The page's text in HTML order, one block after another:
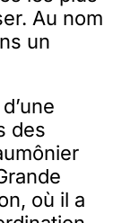
Au nom
un
des
où il a